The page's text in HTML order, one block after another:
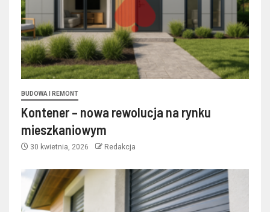
BUDOWA I REMONT
Kontener – nowa rewolucja na rynku
mieszkaniowym
30 kwietnia, 2026 Redakcja